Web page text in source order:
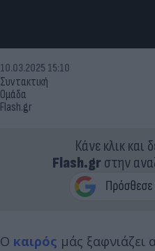
Συντακτική
Ομάδα
Flash.gr
10.03.2025 15:10
Κάνε κλικ και
Flash.grστην
Ο καιρός μάς ξαφνιάζει